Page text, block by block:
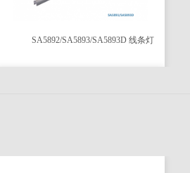
SA5893/SA5893D 线条灯